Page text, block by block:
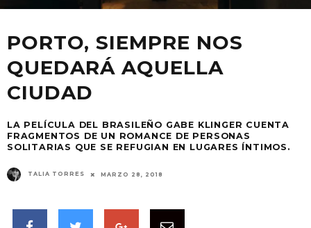
PORTO, SIEMPRE NOS
QUEDARÁ AQUELLA
CIUDAD
LA PELÍCULA DEL BRASILEÑO GABE KLINGER CUENTA
FRAGMENTOS DE UN ROMANCE DE PERSONAS
SOLITARIAS QUE SE REFUGIAN EN LUGARES ÍNTIMOS.
TALIA TORRES MARZO 28, 2018